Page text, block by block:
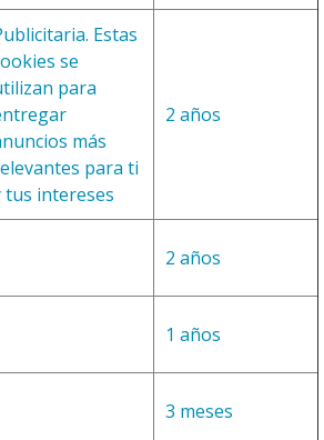
Estas
se
para
más
para ti
tus intereses
2 años
2 años
1 años
3 meses